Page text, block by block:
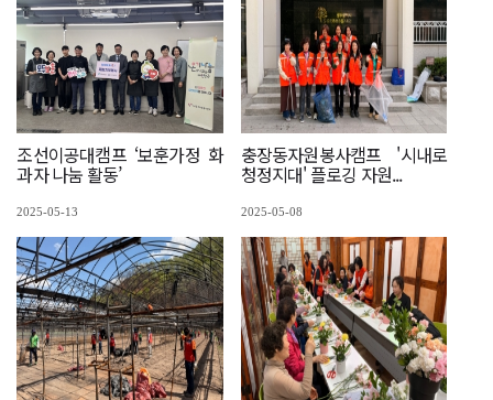
조선이공대캠프 ‘보훈가정 화
과자 나눔 활동’
2025-05-13
충장동자원봉사캠프 '시내로
청정지대' 플로깅 자원...
2025-05-08